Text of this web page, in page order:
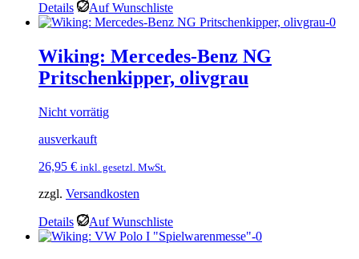
Details Auf Wunschliste
Wiking: Mercedes-Benz NG
Pritschenkipper, olivgrau
Nicht vorrätig
ausverkauft
26,95 € inkl. gesetzl. MwSt.
zzgl. Versandkosten
Details Auf Wunschliste